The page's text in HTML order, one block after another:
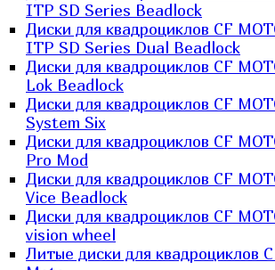
ITP SD Series Beadlock
Диски для квадроциклов CF
ITP SD Series Dual Beadlock
Диски для квадроциклов CF
Lok Beadlock
Диски для квадроциклов CF
System Six
Диски для квадроциклов CF
Pro Mod
Диски для квадроциклов CF
Vice Beadlock
Диски для квадроциклов CF
vision wheel
Литые диски для квадроциклов